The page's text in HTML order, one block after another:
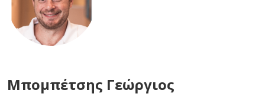
Μπομπέτσης Γεώργιος